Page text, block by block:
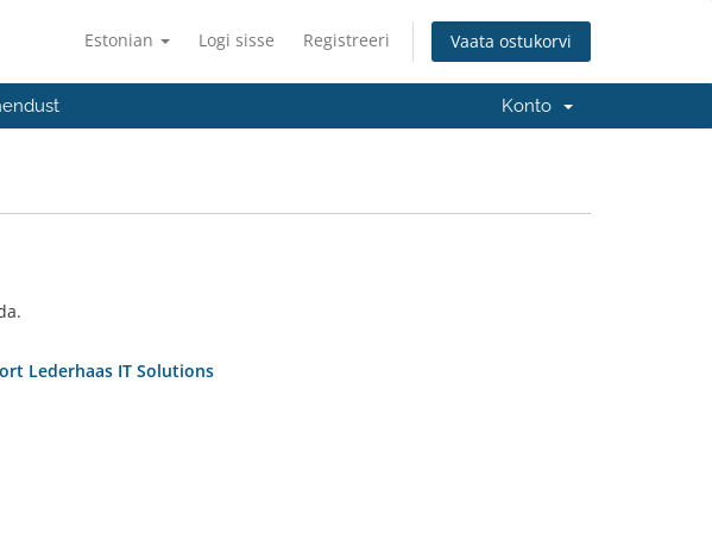
Estonian Logi sisse Registreeri Vaata ostukorvi
Konto
Lederhaas IT Solutions